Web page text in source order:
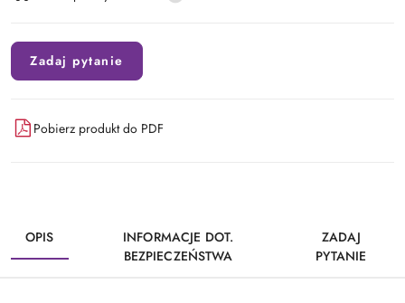
Zadaj pytanie
Pobierz produkt do PDF
OPIS
INFORMACJE DOT.
BEZPIECZEŃSTWA
ZADAJ
PYTANIE